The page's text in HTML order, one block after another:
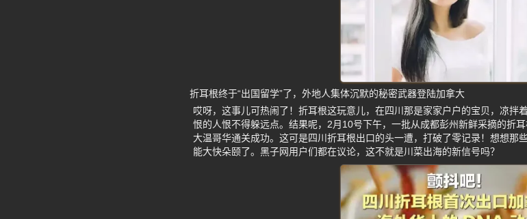
折耳根终于“出国留学”了，外地人集体沉默的秘密武器登陆加拿大
哎呀，这事儿可热闹了！折耳根这玩意儿，在四川那是家家户户的宝贝，凉拌
恨的人恨不得躲远点。结果呢，2月10号下午，一批从成都彭州新鲜采摘的折
大温哥华通关成功。这可是四川折耳根出口的头一遭，打破了零记录！想想那
能大快朵颐了。黑子网用户们都在议论，这不就是川菜出海的新信号吗？